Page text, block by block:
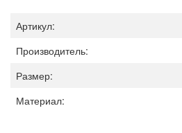
Артикул:
Производитель:
Размер:
Материал: